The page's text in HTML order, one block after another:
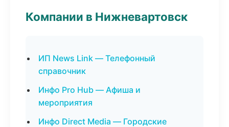
Компании в Нижневартовск
ИП News Link — Телефонный
справочник
Инфо Pro Hub — Афиша и
мероприятия
Инфо Direct Media — Городские